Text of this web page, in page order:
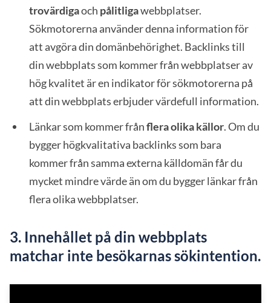
trovärdigaoch pålitligawebbplatser.
Sökmotorerna använder denna information för
att avgöra din domänbehörighet. Backlinks till
din webbplats som kommer från webbplatser av
hög kvalitet är en indikator för sökmotorerna på
att din webbplats erbjuder värdefull information.
Länkar som kommer frånflera olika källor. Om du
bygger högkvalitativa backlinks som bara
kommer från samma externa källdomän får du
mycket mindre värde än om du bygger länkar från
flera olika webbplatser.
3. Innehållet på din webbplats
matchar inte besökarnas sökintention.